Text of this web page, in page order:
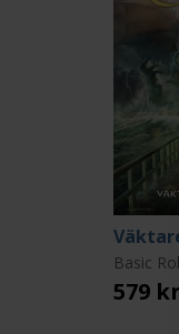
579 kr